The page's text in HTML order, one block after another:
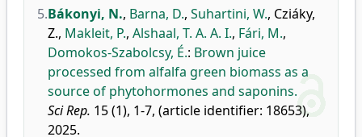
5.Bákonyi, N., Barna, D., Suhartini, W., Cziáky,
Z., Makleit, P., Alshaal, T. A. A. I., Fári, M.,
Domokos-Szabolcsy, É.: Brown juice
processed from alfalfa green biomass as a
source of phytohormones and saponins.
Sci Rep. 15 (1), 1-7, (article identifier: 18653),
2025.